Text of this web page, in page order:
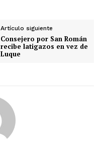
Artículo siguiente
Consejero por San Román
recibe latigazos en vez de
Luque